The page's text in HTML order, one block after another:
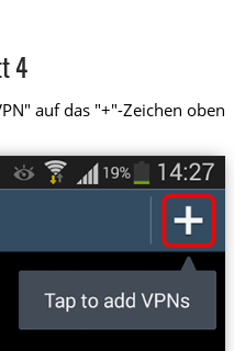
4
auf das "+"-Zeichen oben